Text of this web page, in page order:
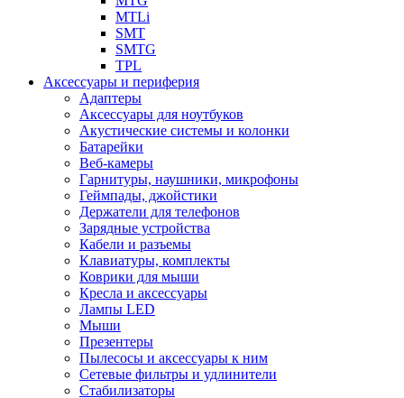
MTLi
SMT
SMTG
TPL
Аксессуары и периферия
Адаптеры
Аксессуары для ноутбуков
Акустические системы и колонки
Батарейки
Веб-камеры
Гарнитуры, наушники, микрофоны
Геймпады, джойстики
Держатели для телефонов
Зарядные устройства
Кабели и разъемы
Клавиатуры, комплекты
Коврики для мыши
Кресла и аксессуары
Лампы LED
Мыши
Презентеры
Пылесосы и аксессуары к ним
Сетевые фильтры и удлинители
Стабилизаторы